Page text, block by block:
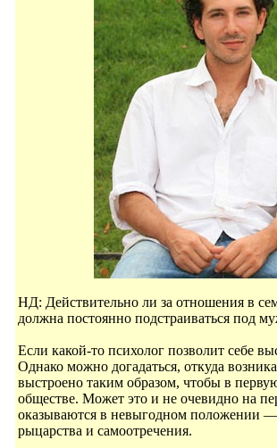
НД: Действительно ли за отношения в
должна постоянно подстраиваться под
Если какой-то психолог позволит себе
Однако можно догадаться, откуда
выстроено таким образом, чтобы в
обществе. Может это и не очевидно на
оказываются в невыгодном положении
рыцарства и самоотречения.